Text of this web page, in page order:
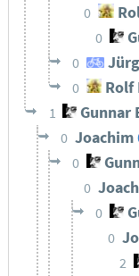
0
0
0
0 Rolf
1 Gunnar
0 Joachim
0
0
0
0
2